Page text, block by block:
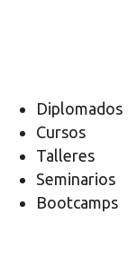
Diplomados
Cursos
Talleres
Seminarios
Bootcamps